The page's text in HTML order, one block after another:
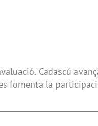
Cadascú
fomenta la